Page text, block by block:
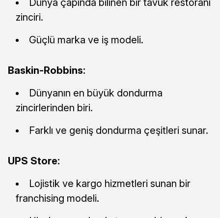
Dünya çapında bilinen bir tavuk restoranı
zinciri.
Güçlü marka ve iş modeli.
Baskin-Robbins:
Dünyanın en büyük dondurma
zincirlerinden biri.
Farklı ve geniş dondurma çeşitleri sunar.
UPS Store:
Lojistik ve kargo hizmetleri sunan bir
franchising modeli.